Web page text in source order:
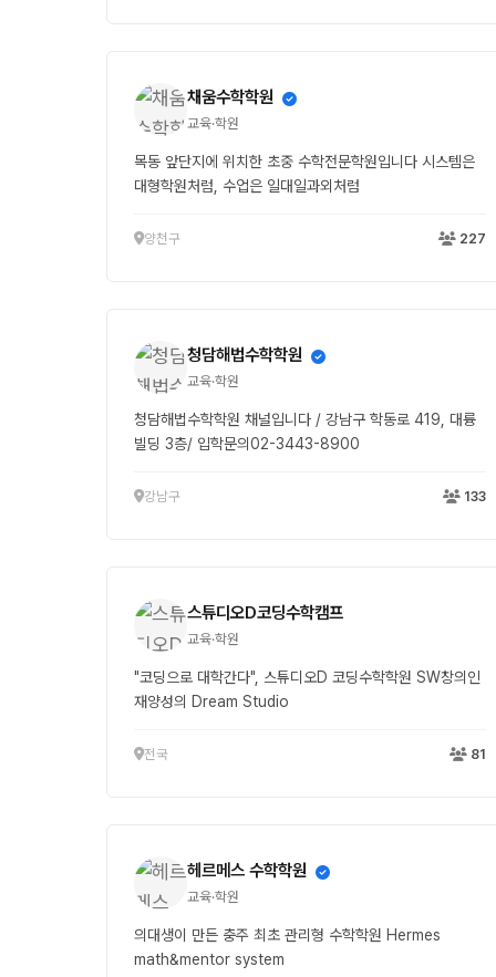
채움수학학원
교육·학원
목동 앞단지에 위치한 초중 수학전문학원입니다 시스템은
대형학원처럼, 수업은 일대일과외처럼
양천구 227
청담해법수학학원
교육·학원
청담해법수학학원 채널입니다 / 강남구 학동로 419, 대륭
빌딩 3층/ 입학문의02-3443-8900
강남구 133
스튜디오D코딩수학캠프
교육·학원
"코딩으로 대학간다", 스튜디오D 코딩수학학원 SW창의인
재양성의 Dream Studio
전국 81
헤르메스 수학학원
교육·학원
의대생이 만든 충주 최초 관리형 수학학원 Hermes
math&mentor system